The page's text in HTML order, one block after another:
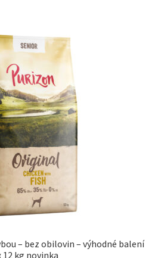
– bez obilovin – výhodné balení
12 kg novinka